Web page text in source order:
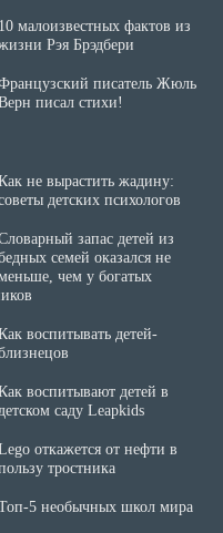
10 малоизвестных фактов из
Рэя Брэдбери
писатель Жюль
писал стихи!
не вырастить жадину:
детских психологов
запас детей из
семей оказался не
чем у богатых
воспитывать детей-
воспитывают детей в
детском саду Leapkids
откажется от нефти в
тростника
5 необычных школ мира